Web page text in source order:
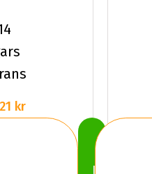
89 V XL
kr
Köp